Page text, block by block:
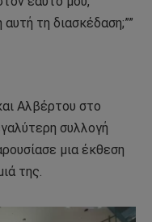
τη διασκέδαση;””
Αλβέρτου στο
συλλογή
μια έκθεση
της.